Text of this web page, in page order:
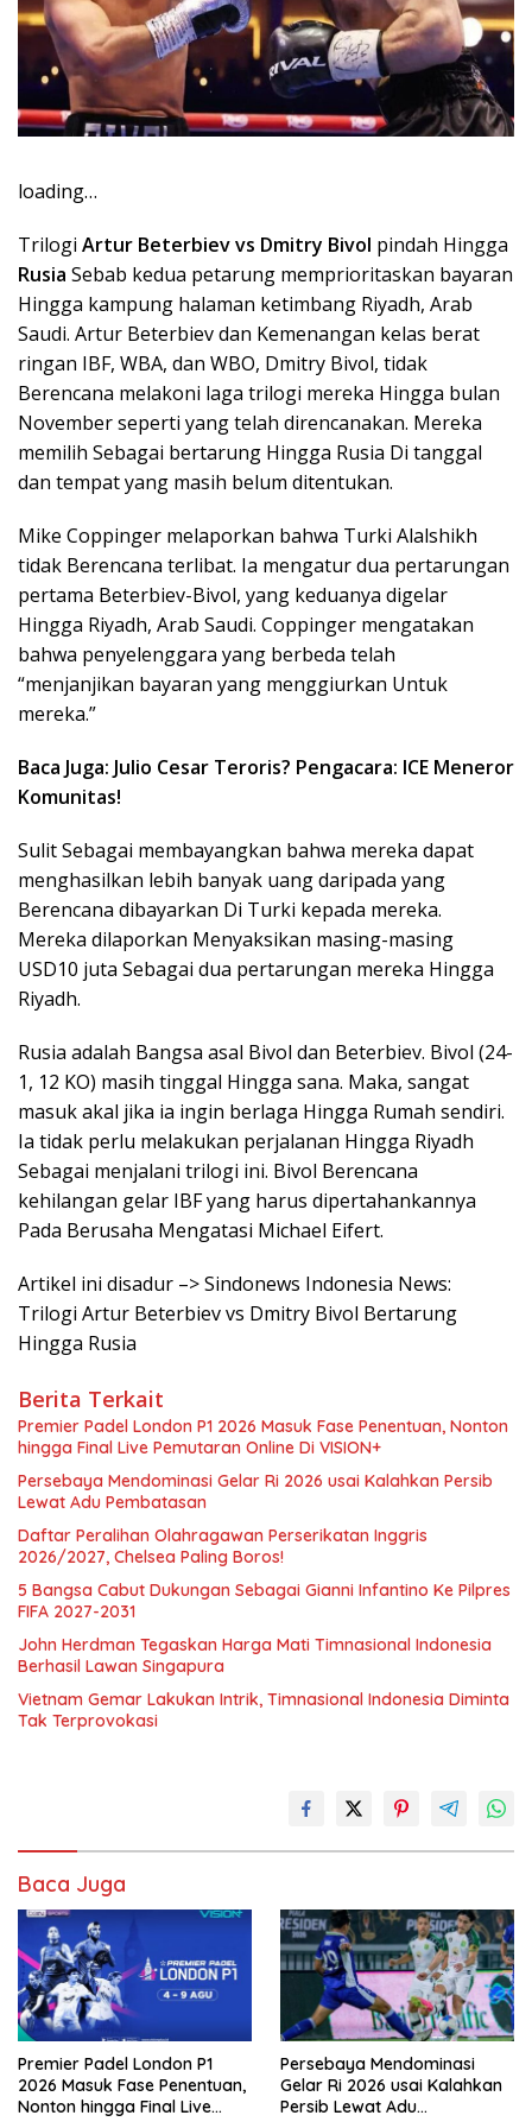
loading…
Trilogi Artur Beterbiev vs Dmitry Bivol pindah Hingga
Rusia Sebab kedua petarung memprioritaskan bayaran
Hingga kampung halaman ketimbang Riyadh, Arab
Saudi. Artur Beterbiev dan Kemenangan kelas berat
ringan IBF, WBA, dan WBO, Dmitry Bivol, tidak
Berencana melakoni laga trilogi mereka Hingga bulan
November seperti yang telah direncanakan. Mereka
memilih Sebagai bertarung Hingga Rusia Di tanggal
dan tempat yang masih belum ditentukan.
Mike Coppinger melaporkan bahwa Turki Alalshikh
tidak Berencana terlibat. Ia mengatur dua pertarungan
pertama Beterbiev-Bivol, yang keduanya digelar
Hingga Riyadh, Arab Saudi. Coppinger mengatakan
bahwa penyelenggara yang berbeda telah
“menjanjikan bayaran yang menggiurkan Untuk
mereka.”
Baca Juga: Julio Cesar Teroris? Pengacara: ICE Meneror
Komunitas!
Sulit Sebagai membayangkan bahwa mereka dapat
menghasilkan lebih banyak uang daripada yang
Berencana dibayarkan Di Turki kepada mereka.
Mereka dilaporkan Menyaksikan masing-masing
USD10 juta Sebagai dua pertarungan mereka Hingga
Riyadh.
Rusia adalah Bangsa asal Bivol dan Beterbiev. Bivol (24-
1, 12 KO) masih tinggal Hingga sana. Maka, sangat
masuk akal jika ia ingin berlaga Hingga Rumah sendiri.
Ia tidak perlu melakukan perjalanan Hingga Riyadh
Sebagai menjalani trilogi ini. Bivol Berencana
kehilangan gelar IBF yang harus dipertahankannya
Pada Berusaha Mengatasi Michael Eifert.
Artikel ini disadur –> Sindonews Indonesia News:
Trilogi Artur Beterbiev vs Dmitry Bivol Bertarung
Hingga Rusia
Berita Terkait
Premier Padel London P1 2026 Masuk Fase Penentuan, Nonton
hingga Final Live Pemutaran Online Di VISION+
Persebaya Mendominasi Gelar Ri 2026 usai Kalahkan Persib
Lewat Adu Pembatasan
Daftar Peralihan Olahragawan Perserikatan Inggris
2026/2027, Chelsea Paling Boros!
5 Bangsa Cabut Dukungan Sebagai Gianni Infantino Ke Pilpres
FIFA 2027-2031
John Herdman Tegaskan Harga Mati Timnasional Indonesia
Berhasil Lawan Singapura
Vietnam Gemar Lakukan Intrik, Timnasional Indonesia Diminta
Tak Terprovokasi
Baca Juga
Premier Padel London P1
2026 Masuk Fase Penentuan,
Nonton hingga Final Live
Persebaya Mendominasi
Gelar Ri 2026 usai Kalahkan
Persib Lewat Adu